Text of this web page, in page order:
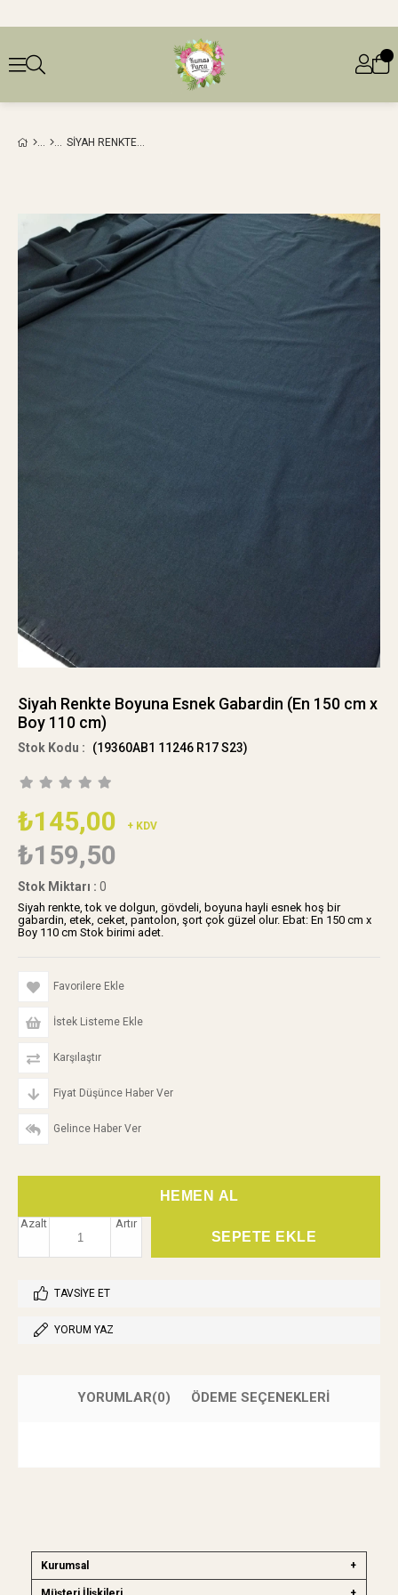
SIYAH RENKTE BOYUNA ESNEK GABARDIN (EN 150 CM X BOY 110 CM)
Siyah Renkte Boyuna Esnek Gabardin (En 150 cm x
Boy 110 cm)
(19360AB1 11246 R17 S23)
₺145,00 + KDV
₺159,50
Stok Miktarı : 0
Siyah renkte, tok ve dolgun, gövdeli, boyuna hayli esnek hoş bir
gabardin, etek, ceket, pantolon, şort çok güzel olur. Ebat: En 150 cm x
Boy 110 cm Stok birimi adet.
Favorilere Ekle
İstek Listeme Ekle
Karşılaştır
Fiyat Düşünce Haber Ver
Gelince Haber Ver
Artır
Azalt
TAVSIYE ET
YORUM YAZ
YORUMLAR(0) ÖDEME SEÇENEKLERI
Kurumsal